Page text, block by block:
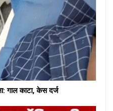
गाल काटा, केस दर्ज